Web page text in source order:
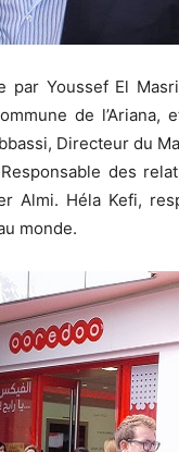
par Youssef El
de l’Ariana,
Directeur du
des
Almi. Héla Kefi,
monde.